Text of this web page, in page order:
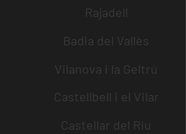
Rajadell
Badia del Vallès
Vilanova i la Geltrú
Castellbell i el Vilar
Castellar del Riu